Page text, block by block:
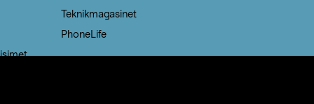
Teknikmagasinet
PhoneLife